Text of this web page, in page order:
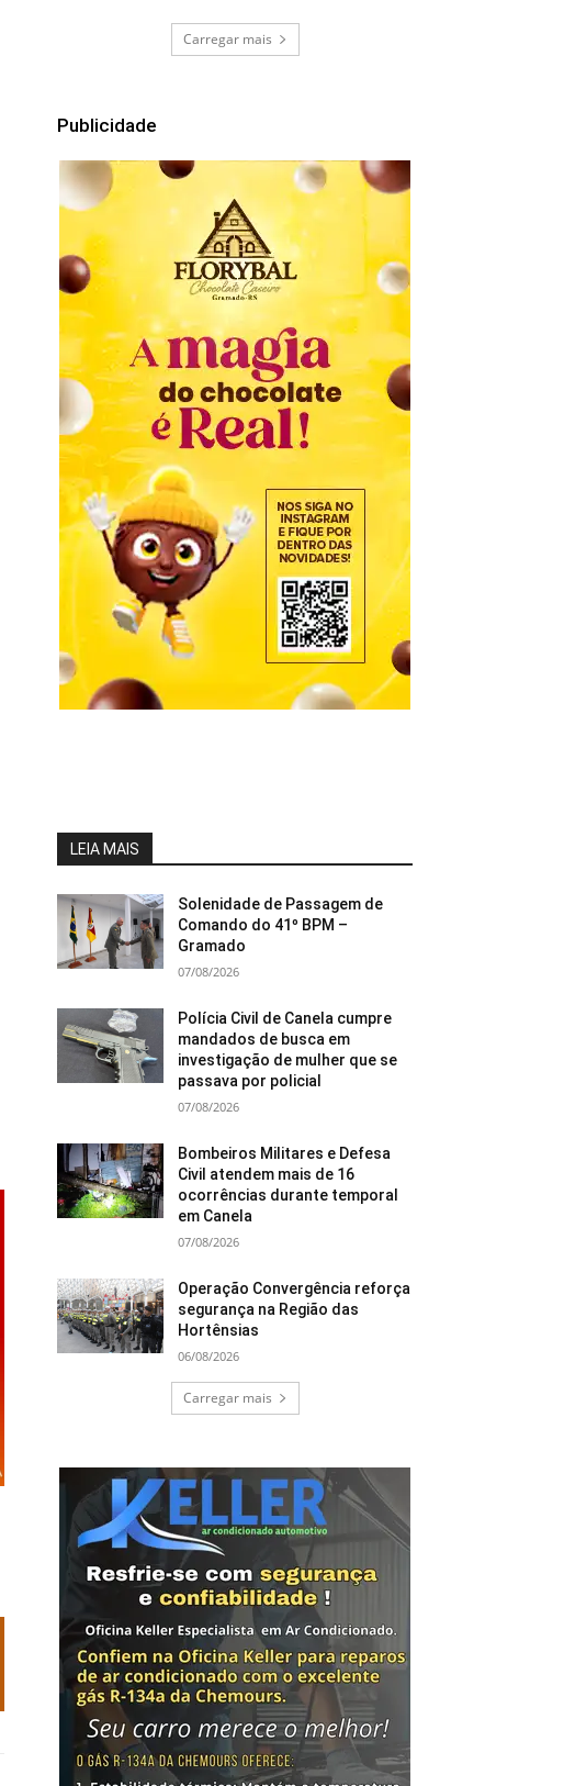
Carregar mais
Publicidade
LEIA MAIS
Solenidade de Passagem de
Comando do 41º BPM –
Gramado
07/08/2026
Polícia Civil de Canela cumpre
mandados de busca em
investigação de mulher que se
passava por policial
07/08/2026
Bombeiros Militares e Defesa
Civil atendem mais de 16
ocorrências durante temporal
em Canela
07/08/2026
Operação Convergência reforça
segurança na Região das
Hortênsias
06/08/2026
Carregar mais